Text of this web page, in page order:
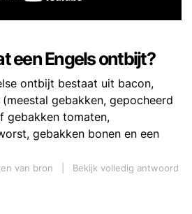
een Engels ontbijt?
ontbijt bestaat uit bacon,
gebakken, gepocheerd
gebakken tomaten,
gebakken bonen en een
van bron
Bekijk volledig antwoord